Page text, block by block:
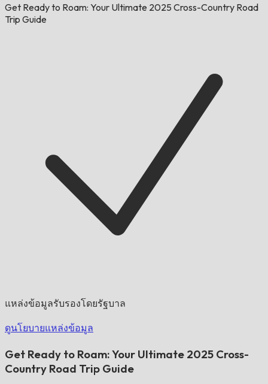
Get Ready to Roam: Your Ultimate 2025 Cross-Country Road
Trip Guide
แหล่งข้อมูลรับรองโดยรัฐบาล
ดูนโยบายแหล่งข้อมูล
Get Ready to Roam: Your Ultimate 2025 Cross-
Country Road Trip Guide